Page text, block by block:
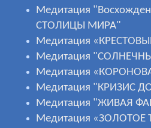
Медитация
СТОЛИЦЫ МИРА"
Медитация
Медитация
Медитация
Медитация "КРИЗИС
Медитация "ЖИВАЯ
Медитация «ЗОЛОТОЕ